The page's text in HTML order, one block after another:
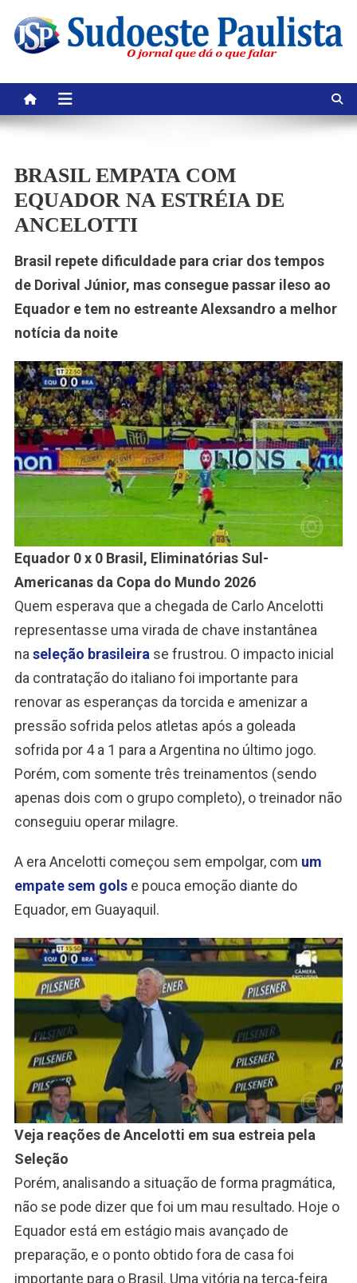
content
BRASIL EMPATA COM
EQUADOR NA ESTRÉIA DE
ANCELOTTI
Brasil repete dificuldade para criar dos tempos
de Dorival Júnior, mas consegue passar ileso ao
Equador e tem no estreante Alexsandro a melhor
notícia da noite
Equador 0 x 0 Brasil, Eliminatórias Sul-
Americanas da Copa do Mundo 2026
Quem esperava que a chegada de Carlo Ancelotti
representasse uma virada de chave instantânea
na seleção brasileira se frustrou. O impacto inicial
da contratação do italiano foi importante para
renovar as esperanças da torcida e amenizar a
pressão sofrida pelos atletas após a goleada
sofrida por 4 a 1 para a Argentina no último jogo.
Porém, com somente três treinamentos (sendo
apenas dois com o grupo completo), o treinador não
conseguiu operar milagre.
A era Ancelotti começou sem empolgar, com um
empate sem golse pouca emoção diante do
Equador, em Guayaquil.
Veja reações de Ancelotti em sua estreia pela
Seleção
Porém, analisando a situação de forma pragmática,
não se pode dizer que foi um mau resultado. Hoje o
Equador está em estágio mais avançado de
preparação, e o ponto obtido fora de casa foi
importante para o Brasil. Uma vitória na terça-feira